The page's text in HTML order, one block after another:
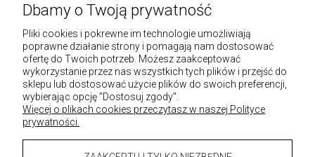
SSL
Bezpieczne zakupy
Już w 24 godziny
Szybka wysyłka
Informacje
Dbamy o Twoją prywatność
Pliki cookies i pokrewne im technologie umożliwiają
poprawne działanie strony i pomagają nam dostosować
ofertę do Twoich potrzeb. Możesz zaakceptować
wykorzystanie przez nas wszystkich tych plików i przejść do
sklepu lub dostosować użycie plików do swoich preferencji,
wybierając opcję "Dostosuj zgody".
Więcej o plikach cookies przeczytasz w naszej Polityce
prywatności.